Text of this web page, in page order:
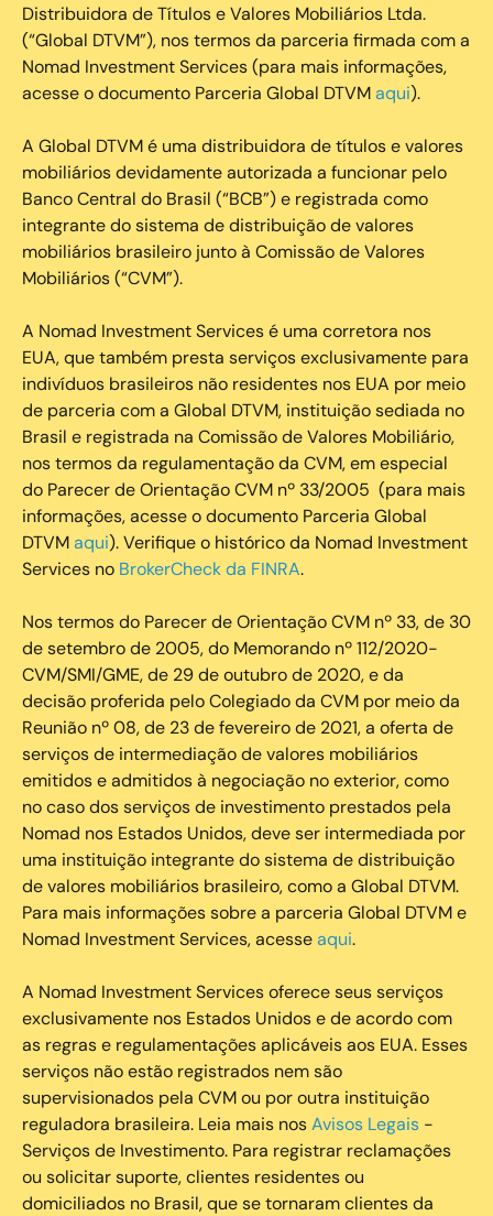
Distribuidora de Títulos e Valores Mobiliários Ltda.
(“Global DTVM”), nos termos da parceria firmada com a
Nomad Investment Services (para mais informações,
acesse o documento Parceria Global DTVMaqui).
A Global DTVM é uma distribuidora de títulos e valores
mobiliários devidamente autorizada a funcionar pelo
Banco Central do Brasil (“BCB”) e registrada como
integrante do sistema de distribuição de valores
mobiliários brasileiro junto à Comissão de Valores
Mobiliários (“CVM”).
‍A Nomad Investment Services é uma corretora nos
EUA, que também presta serviços exclusivamente para
indivíduos brasileiros não residentes nos EUA por meio
de parceria com a Global DTVM, instituição sediada no
Brasil e registrada na Comissão de Valores Mobiliário,
nos termos da regulamentação da CVM, em especial
do Parecer de Orientação CVM nº 33/2005 (para mais
informações, acesse o documento Parceria Global
DTVMaqui). Verifique o histórico da Nomad Investment
Services no BrokerCheck da FINRA.
Nos termos do Parecer de Orientação CVM nº 33, de 30
de setembro de 2005, do Memorando nº 112/2020-
CVM/SMI/GME, de 29 de outubro de 2020, e da
decisão proferida pelo Colegiado da CVM por meio da
Reunião nº 08, de 23 de fevereiro de 2021, a oferta de
serviços de intermediação de valores mobiliários
emitidos e admitidos à negociação no exterior, como
no caso dos serviços de investimento prestados pela
Nomad nos Estados Unidos, deve ser intermediada por
uma instituição integrante do sistema de distribuição
de valores mobiliários brasileiro, como a Global DTVM.
Para mais informações sobre a parceria Global DTVM e
Nomad Investment Services, acesseaqui.
A Nomad Investment Services oferece seus serviços
exclusivamente nos Estados Unidos e de acordo com
as regras e regulamentações aplicáveis aos EUA. Esses
serviços não estão registrados nem são
supervisionados pela CVM ou por outra instituição
reguladora brasileira. Leia mais nosAvisos Legais -
Serviços de Investimento. Para registrar reclamações
ou solicitar suporte, clientes residentes ou
domiciliados no Brasil, que se tornaram clientes da